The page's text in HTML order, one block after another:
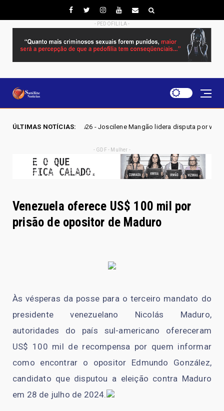
- PEDOFILILA -
ÚLTIMAS NOTÍCIAS:
2026 - Joscilene Mangão lidera disputa por vaga na Alego em Novo
- GDF - Mulher -
Venezuela oferece US$ 100 mil por
prisão de opositor de Maduro
Às vésperas da posse para o terceiro mandato do
presidente venezuelano Nicolás Maduro,
autoridades do país sul-americano ofereceram
US$ 100 mil de recompensa por quem informar
como encontrar o opositor Edmundo González,
candidato que disputou a eleição contra Maduro
em 28 de julho de 2024.